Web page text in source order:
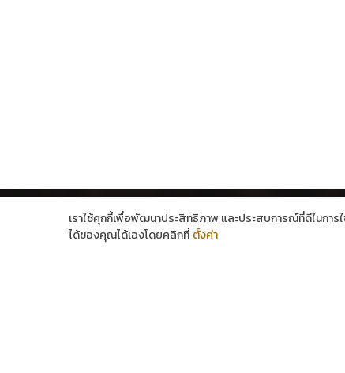
เราใช้คุกกี้เพื่อพัฒนาประสิทธิภาพ และประสบการณ์ที่ดีในกา
ได้ของคุณได้เองโดยคลิกที่ ตั้งค่า